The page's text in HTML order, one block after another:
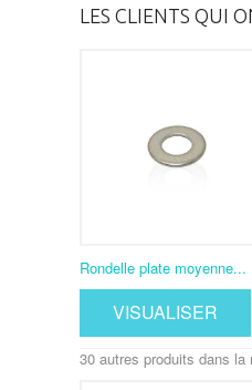
LES CLIENTS QUI
Rondelle plate moyenne...
VISUALISER
30 autres produits dans la